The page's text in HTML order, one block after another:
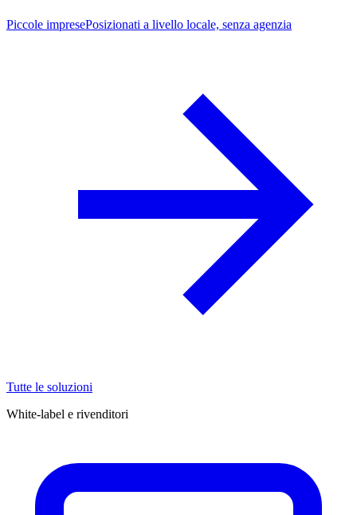
Piccole impresePosizionati a livello locale, senza agenzia
Tutte le soluzioni
White-label e rivenditori